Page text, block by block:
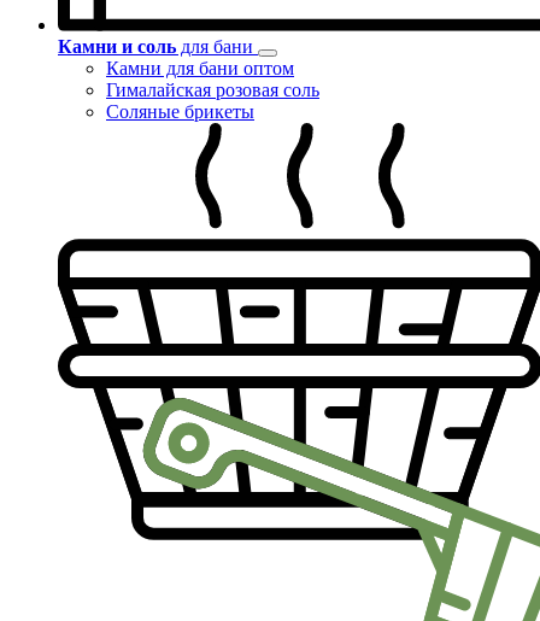
Камни и соль для бани
Камни для бани оптом
Гималайская розовая соль
Соляные брикеты